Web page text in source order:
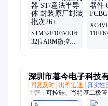
STM32F103VET6
32位ARM微控制
深圳市暮今电子科技
回复及时 出价迅速 真实性
主营： 可控硅、肖特基二极
ic、传感器、运算放大器、